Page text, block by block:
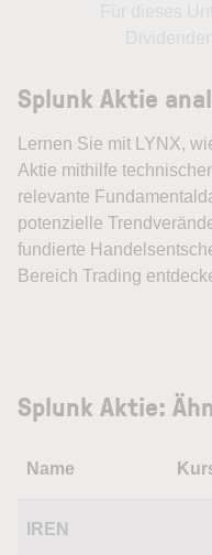
Splunk Aktie
Lernen Sie mit LYNX,
Aktie mithilfe
relevante
potenzielle
fundierte
Bereich Trading
Splunk Aktie:
Name
IREN